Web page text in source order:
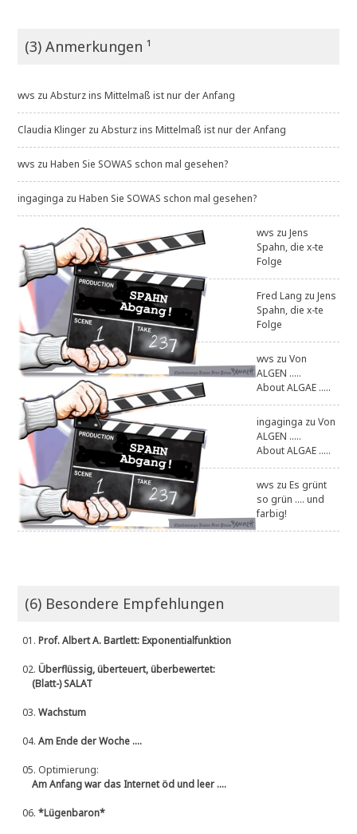
(3) Anmerkungen ¹
wvs zuAbsturz ins Mittelmaß ist nur der Anfang
Claudia Klinger zuAbsturz ins Mittelmaß ist nur der Anfang
wvs zuHaben Sie SOWAS schon mal gesehen?
ingaginga zuHaben Sie SOWAS schon mal gesehen?
wvs zuJens
Spahn, die x-te
Folge
Fred Lang zuJens
Spahn, die x-te
Folge
wvs zuVon
ALGEN .....
About ALGAE .....
ingaginga zuVon
ALGEN .....
About ALGAE .....
wvs zuEs grünt
so grün .... und
farbig!
(6) Besondere Empfehlungen
01.Prof. Albert A. Bartlett: Exponentialfunktion
02.Überflüssig, überteuert, überbewertet:
(Blatt-) SALAT
03.Wachstum
04.Am Ende der Woche ....
05. Optimierung:
Am Anfang war das Internet öd und leer ....
06.*Lügenbaron*